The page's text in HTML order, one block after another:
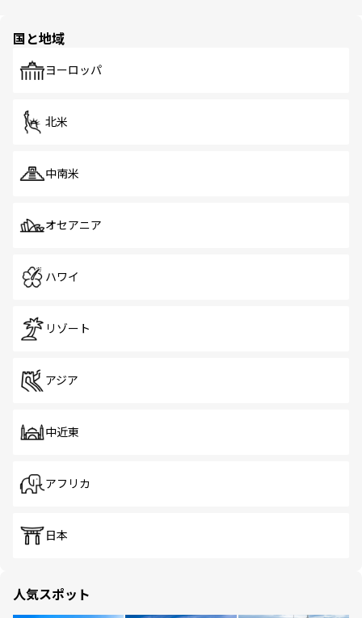
で、ホーカーズは地元の風情を楽しめる外せないスポット
国と地域
ヨーロッパ
北米
中南米
オセアニア
ハワイ
リゾート
アジア
中近東
アフリカ
日本
人気スポット